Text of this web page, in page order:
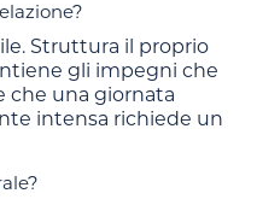
Struttura il proprio
gli impegni che
che una giornata
intensa richiede un